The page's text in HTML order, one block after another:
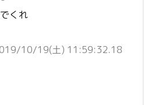
くれ
10/19(土) 11:59:32.18